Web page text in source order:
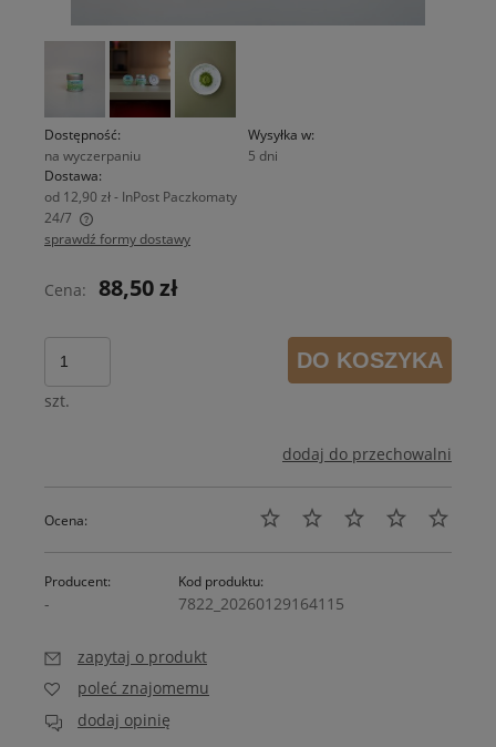
Dostępność:
na wyczerpaniu
Wysyłka w:
5 dni
Dostawa:
od 12,90 zł- InPost Paczkomaty
24/7
Cena nie zawiera ewentualnych kosztów płatności
sprawdź formy dostawy
Cena: 88,50 zł
szt.
DO KOSZYKA
dodaj do przechowalni
Ocena:
Producent:
-
Kod produktu:
7822_20260129164115
zapytaj o produkt
poleć znajomemu
dodaj opinię